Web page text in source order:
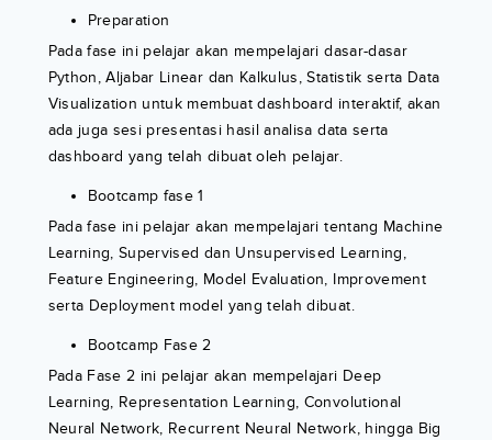
Preparation
Pada fase ini pelajar akan mempelajari dasar-dasar
Python, Aljabar Linear dan Kalkulus, Statistik serta Data
Visualization untuk membuat dashboard interaktif, akan
ada juga sesi presentasi hasil analisa data serta
dashboard yang telah dibuat oleh pelajar.
Bootcamp fase 1
Pada fase ini pelajar akan mempelajari tentang Machine
Learning, Supervised dan Unsupervised Learning,
Feature Engineering, Model Evaluation, Improvement
serta Deployment model yang telah dibuat.
Bootcamp Fase 2
Pada Fase 2 ini pelajar akan mempelajari Deep
Learning, Representation Learning, Convolutional
Neural Network, Recurrent Neural Network, hingga Big